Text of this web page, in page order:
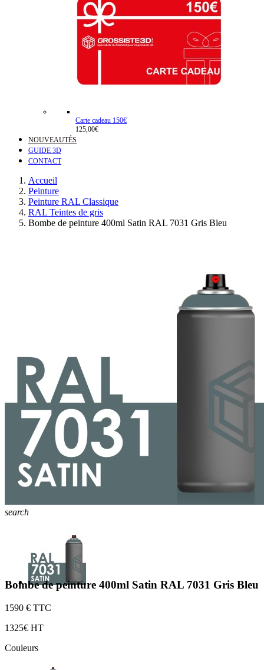
Carte cadeau 150€
125,00€
NOUVEAUTÉS
GUIDE 3D
CONTACT
Accueil
Peinture
Peinture RAL Classique
RAL Teintes de gris
Bombe de peinture 400ml Satin RAL 7031 Gris Bleu
search
Bombe de peinture 400ml Satin RAL 7031 Gris Bleu
1590 € TTC
1325€ HT
Couleurs